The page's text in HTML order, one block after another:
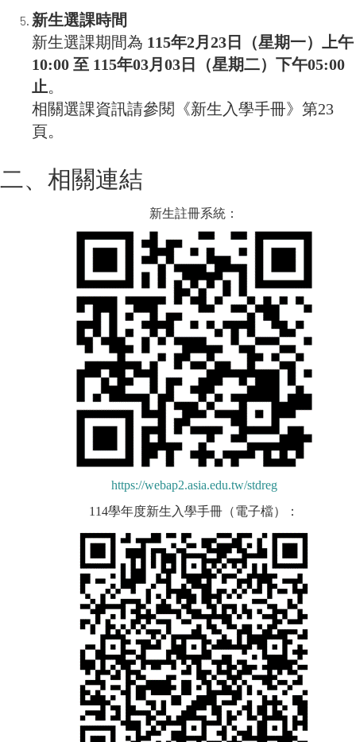
新生選課時間
新生選課期間為 115年2月23日（星期一）上午
10:00 至 115年03月03日（星期二）下午05:00
止。
相關選課資訊請參閱《新生入學手冊》第23
頁。
二、相關連結
新生註冊系統：
https://webap2.asia.edu.tw/stdreg
114學年度新生入學手冊（電子檔）：